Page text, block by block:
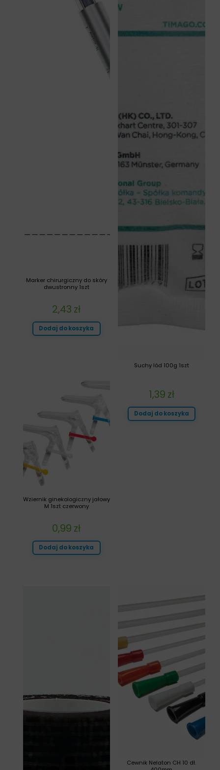
Suchy lód 100g 1szt
1,39 zł
Dodaj do koszyka
Marker chirurgiczny do skóry
dwustronny 1szt
2,43 zł
Dodaj do koszyka
Wziernik ginekologiczny jałowy
M 1szt czerwony
0,99 zł
Dodaj do koszyka
Cewnik Nelaton CH 10 dł.